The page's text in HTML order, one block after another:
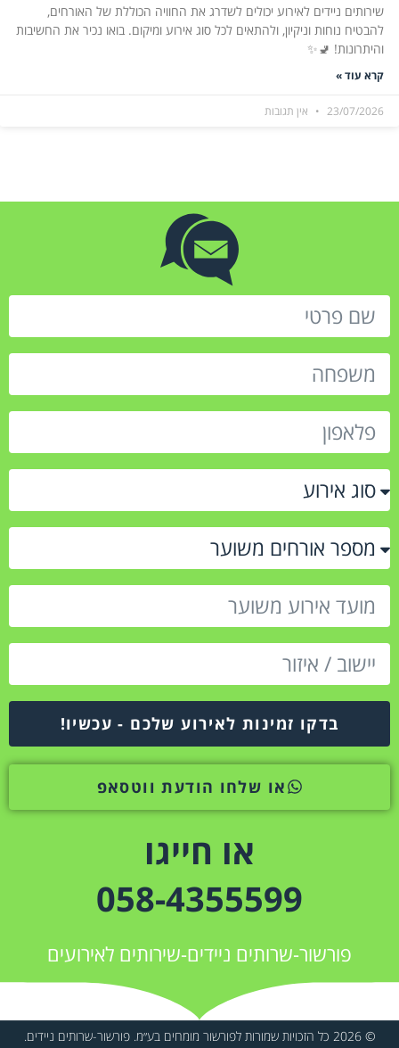
שירותים ניידים לאירוע יכולים לשדרג את החוויה הכוללת של האורחים,
להבטיח נוחות וניקיון, ולהתאים לכל סוג אירוע ומיקום. בואו נכיר את החשיבות
והיתרונות! 🚽✨
קרא עוד »
23/07/2026 אין תגובות
בדקו זמינות לאירוע שלכם - עכשיו!
או שלחו הודעת ווטסאפ
או חייגו
058-4355599
פורשור-שרותים ניידים-שירותים לאירועים
© 2026 כל הזכויות שמורות לפורשור מומחים בע״מ. פורשור-שרותים ניידים.